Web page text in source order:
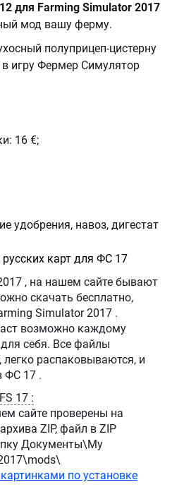
TC 12 для Farming Simulator 2017
мод вашу ферму.
полуприцеп-цистерну
игру Фермер Симулятор
16 €;
удобрения, навоз, дигестат
русских карт для ФС 17
скачать бесплатно,
Simulator 2017 .
возможно каждому
себя. Все файлы
распаковываются, и
легко устанавливаются в ФС 17 .
Как установить мод для FS 17 :
сайте проверены на
ZIP, файл в ZIP
Документы\My
по установке